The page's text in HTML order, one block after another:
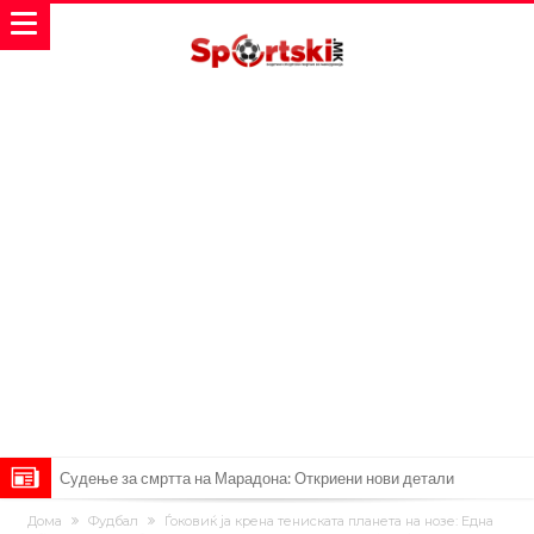
Судење за смртта на Марадона: Откриени нови детали
Англиски репрезентативец обвинет за напад во ноќен клуб – ќе
Дома Фудбал
Ѓоковиќ ја крена тениската планета на нозе: Една